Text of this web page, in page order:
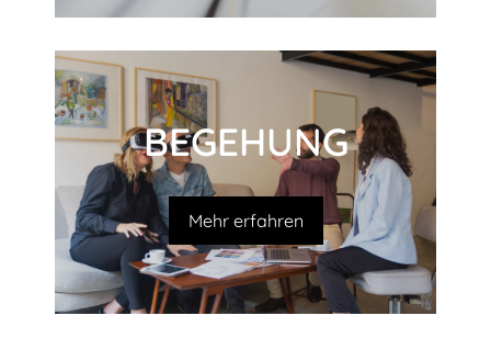
BEGEHUNG
Mehr erfahren